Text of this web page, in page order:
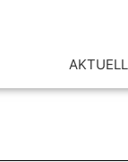
AKTUELL